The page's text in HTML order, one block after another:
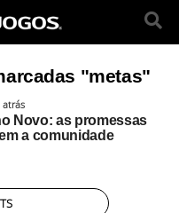
"metas"
atrás
Novo: as promessas
a comunidade